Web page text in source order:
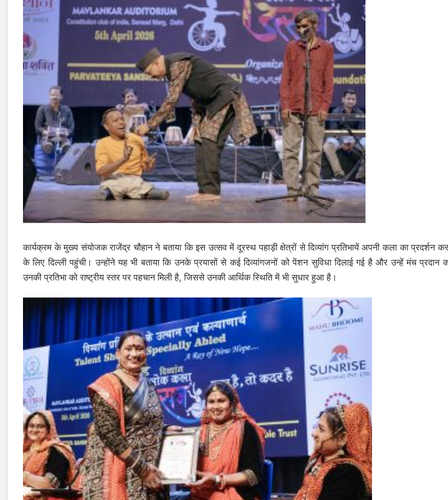
कार्यक्रम के मुख्य संयोजक राजेंद्र चौहान ने बताया कि इस उत्सव में दूरस्थ पहाड़ी क्षेत्रों से दिव्यांग प्रतिभायें अपनी कला का प्रदर्शन
के लिए दिल्ली पहुंची। उन्होंने यह भी बताया कि उनके प्रयासों से कई दिव्यांगजनों को पेंशन सुविधा दिलाई गई है और उन्हें मंच प्रदान
उनकी प्रतिभा को राष्ट्रीय स्तर पर पहचान मिली है, जिससे उनकी आर्थिक स्थिति में भी सुधार हुआ है।